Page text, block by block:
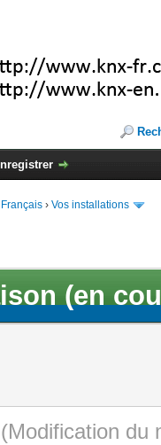
Français › Vos installations
(en
(Modification du